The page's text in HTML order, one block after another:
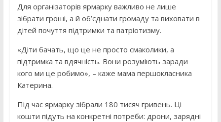
Для організаторів ярмарку важливо не лише
зібрати гроші, а й об’єднати громаду та виховати в
дітей почуття підтримки та патріотизму.
«Діти бачать, що це не просто смаколики, а
підтримка та вдячність. Вони розуміють заради
кого ми це робимо», – каже мама першокласника
Катерина.
Під час ярмарку зібрали 180 тисяч гривень. Ці
кошти підуть на конкретні потреби: дрони, зарядні